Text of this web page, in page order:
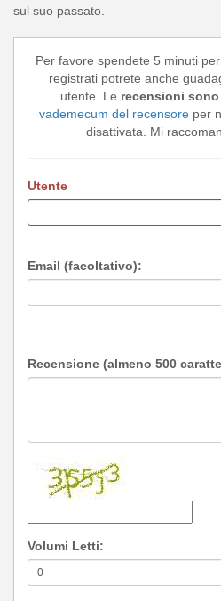
sul suo passato.
Per favore spendete 5 minuti
registrati potrete anche
utente. Le recensioni
vademecum del recensoreper
disattivata. Mi
Utente
Email (facoltativo):
Recensione (almeno 500
Volumi Letti: